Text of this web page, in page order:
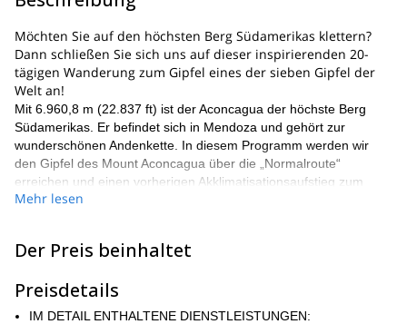
Möchten Sie auf den höchsten Berg Südamerikas klettern?
Dann schließen Sie sich uns auf dieser inspirierenden 20-
tägigen Wanderung zum Gipfel eines der sieben Gipfel der
Welt an!
Mit 6.960,8 m (22.837 ft) ist der Aconcagua der höchste Berg
Südamerikas. Er befindet sich in Mendoza und gehört zur
wunderschönen Andenkette. In diesem Programm werden wir
den Gipfel des Mount Aconcagua über die „Normalroute“
erreichen und einen vorherigen Akklimatisationsaufstieg zum
atemberaubenden Cerro Bonete (5000 m) genießen.
Schwierigkeiten dar. Allerdings ist die Höhe oft ein wichtiges
Hindernis, und eine gute Akklimatisierung ist daher entscheidend.
Gipfelerfolg zu erhöhen, und es ist die ideale Wahl für Kletterer,
die eine zusätzliche Akklimatisierung erhalten möchten.
Mehr lesen
Der Preis beinhaltet
Preisdetails
IM DETAIL ENTHALTENE DIENSTLEISTUNGEN: